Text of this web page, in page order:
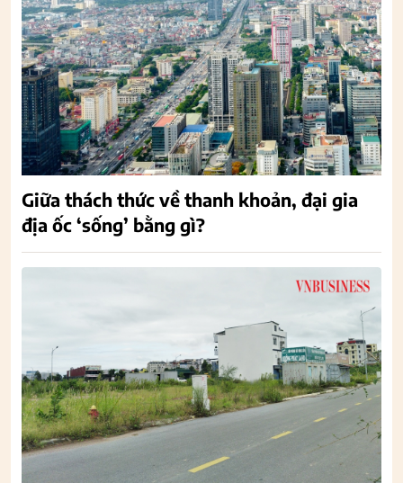
Giữa thách thức về thanh khoản, đại gia
địa ốc ‘sống’ bằng gì?